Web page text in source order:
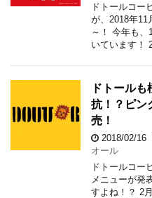
ドトールコー
が、2018年11
～！ 今年も、
いています！
ドトール
抗！？ピン
売！
2018/02/16
オール
ドトールコー
メニューが発
すよね！？ 2